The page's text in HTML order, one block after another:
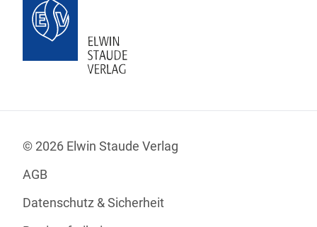
© 2026 Elwin Staude Verlag
AGB
Datenschutz & Sicherheit